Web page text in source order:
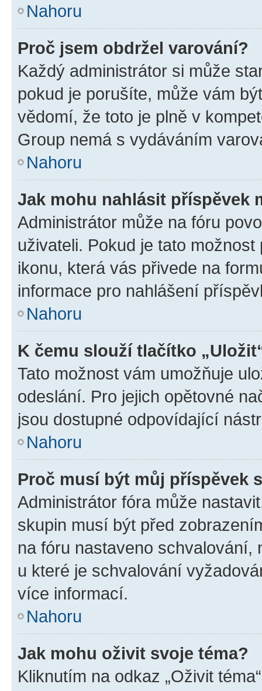
Nahoru
Proč jsem obdržel varování?
Každý administrátor si může
pokud je porušíte, může vám
vědomí, že toto je plně v
Group nemá s vydáváním
Nahoru
Jak mohu nahlásit příspěvek
Administrátor může na fóru
uživateli. Pokud je tato
ikonu, která vás přivede na
informace pro nahlášení
Nahoru
K čemu slouží tlačítko
Tato možnost vám umožňuje
odeslání. Pro jejich opětovné
jsou dostupné odpovídající
Nahoru
Proč musí být můj příspěvek
Administrátor fóra může
skupin musí být před
na fóru nastaveno schvalování,
u které je schvalování
více informací.
Nahoru
Jak mohu oživit svoje téma?
Kliknutím na odkaz „Oživit